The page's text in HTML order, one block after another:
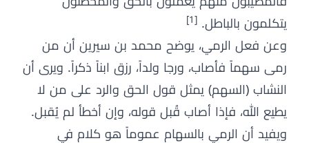
يتكلمون بالباطل. [1]
وعن فعل الرمي، يوضح محمد بن سيرين أن من
رمى سهماً فأصاب، ورجا ولداً، رزق ابناً ذكراً. ويرى أن
النشاب (السهم) يمثل قول الحق والرد على من لا
يطيع الله، فإذا أصاب قُبل قوله، وإن أخطأ لم يُقبل.
ويفيد أن الرمي بالسهام عموماً هو كلام في